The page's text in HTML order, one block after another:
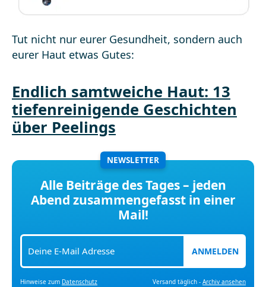
Tut nicht nur eurer Gesundheit, sondern auch
eurer Haut etwas Gutes:
Endlich samtweiche Haut: 13
tiefenreinigende Geschichten
über Peelings
NEWSLETTER
Alle Beiträge des Tages – jeden
Abend zusammengefasst in einer
Mail!
ANMELDEN
Hinweise zum Datenschutz Versand täglich - Archiv ansehen